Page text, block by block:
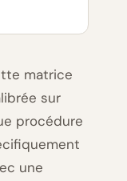
matrice
sur
procédure
une